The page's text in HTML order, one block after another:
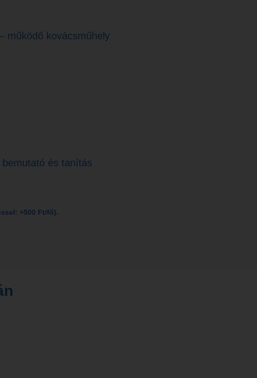
működő kovácsműhely
és tanítás
+500 Ft/fő).